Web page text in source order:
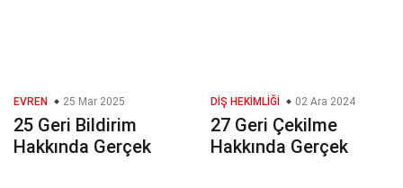
EVREN 25 Mar 2025
25 Geri Bildirim
Hakkında Gerçek
DIŞ HEKIMLIĞI 02 Ara 2024
27 Geri Çekilme
Hakkında Gerçek